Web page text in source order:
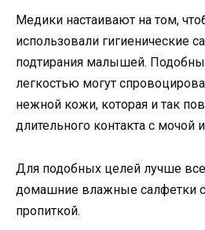
Медики настаивают на том,
использовали гигиенические
подтирания малышей.
легкостью могут
нежной кожи, которая и так
длительного контакта с мочой
Для подобных целей лучше
домашние влажные салфетки с
пропиткой.